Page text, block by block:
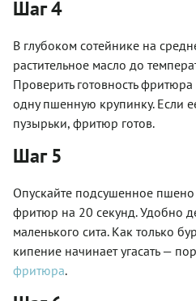
Шаг 4
В глубоком сотейнике на
растительное масло до
Проверить готовность
одну пшенную крупинку. Если
пузырьки, фритюр готов.
Шаг 5
Опускайте подсушенное
фритюр на 20 секунд. Удобно
маленького сита. Как только
кипение начинает угасать —
фритюра.